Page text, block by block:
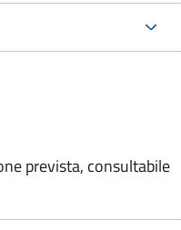
prevista, consultabile